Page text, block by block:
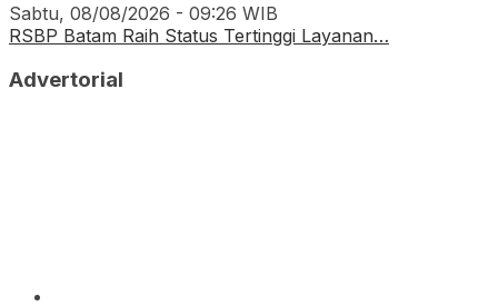
Sabtu, 08/08/2026 - 09:26 WIB
RSBP Batam Raih Status Tertinggi Layanan…
Advertorial